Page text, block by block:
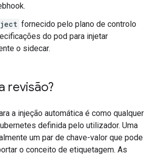
fornecido pelo plano de controlo
do pod para injetar
o sidecar.
revisão?
a injeção automática é como qualquer
definida pelo utilizador. Uma
um par de chave-valor que pode
o conceito de etiquetagem. As